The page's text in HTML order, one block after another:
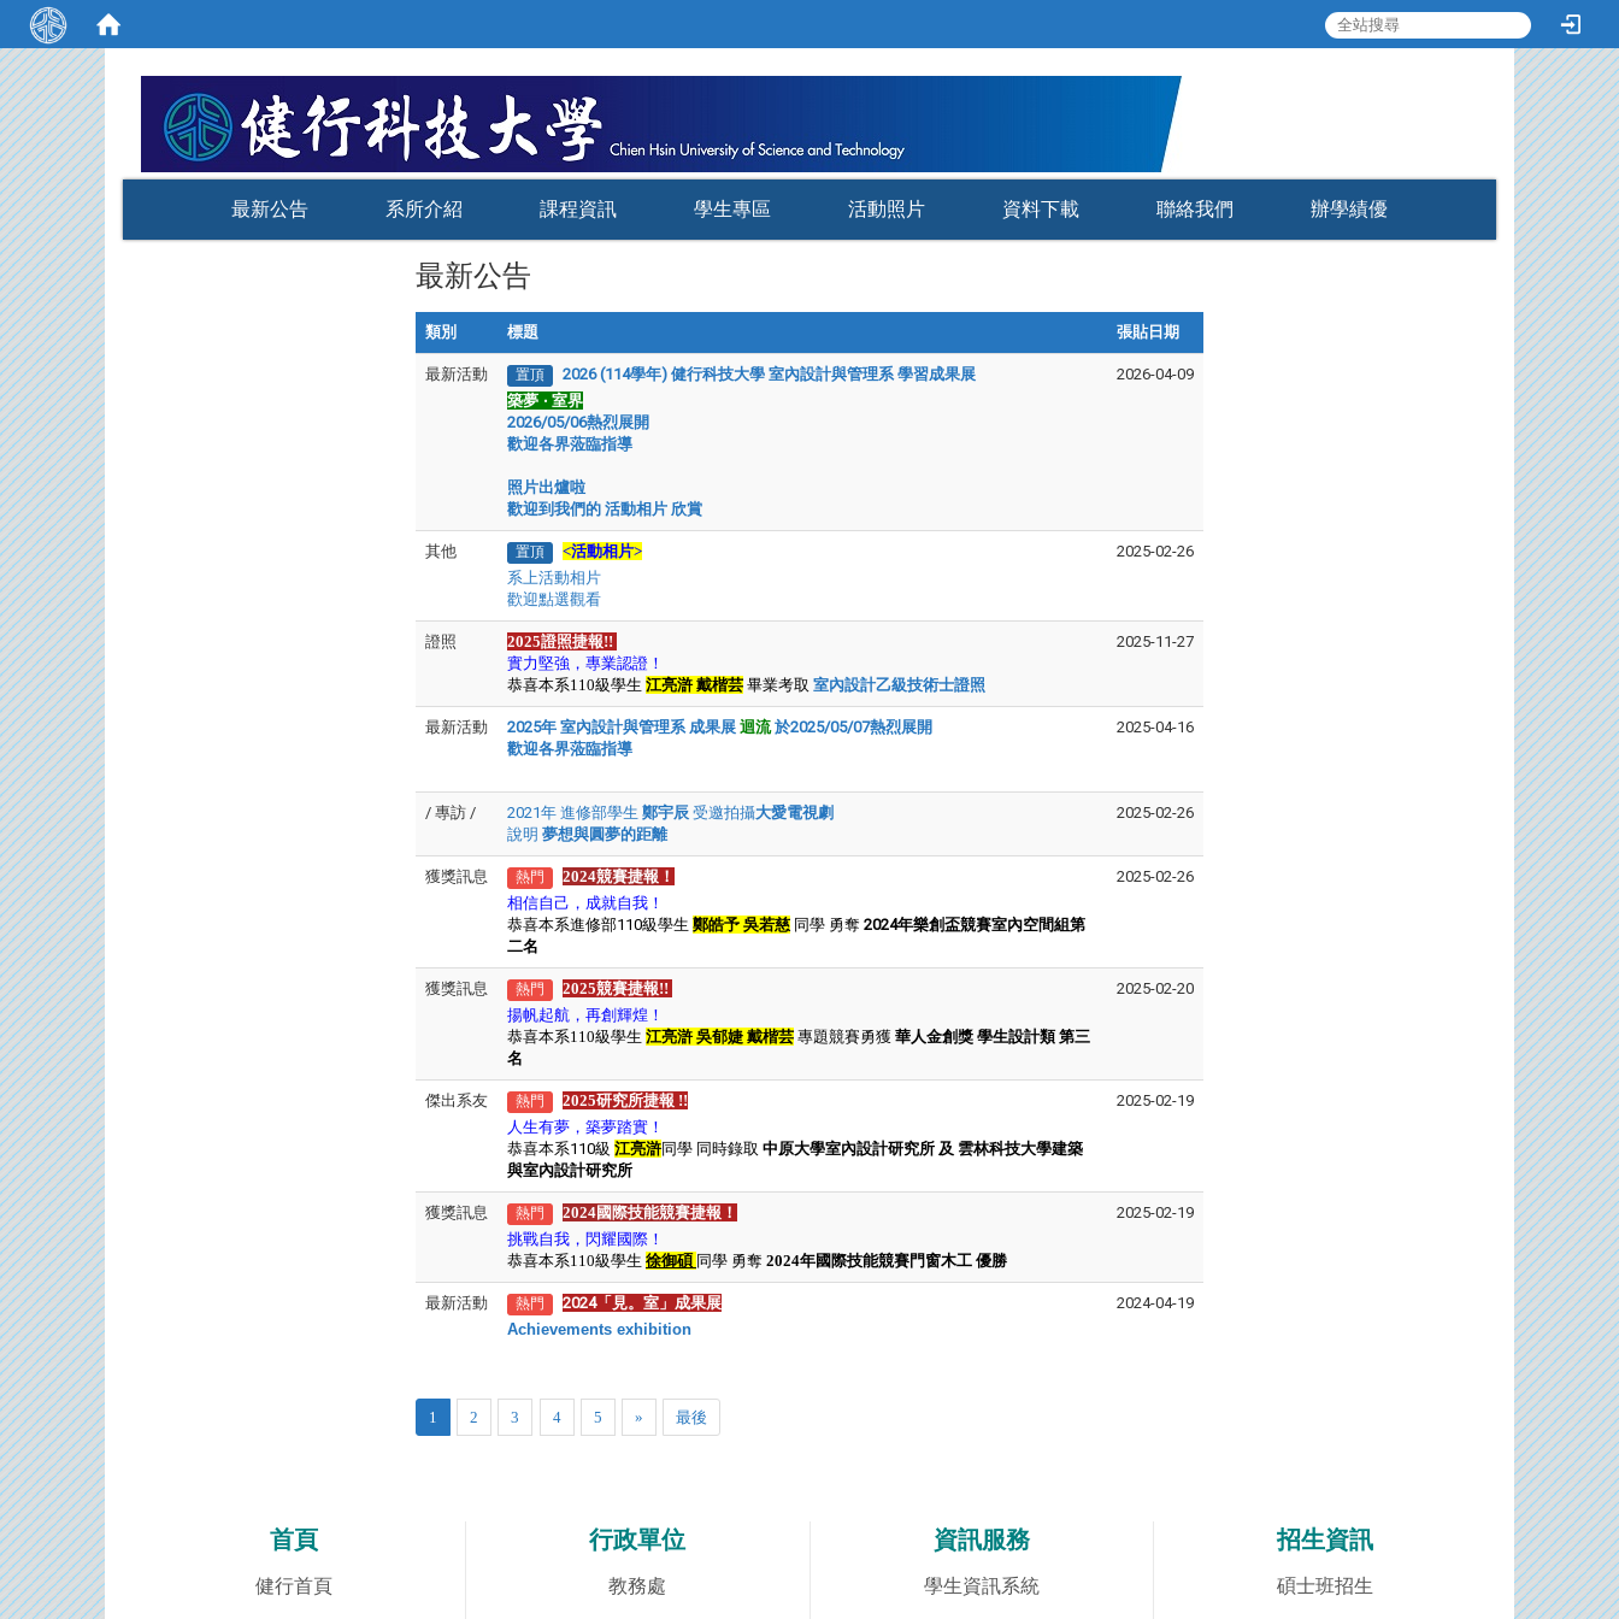
最新公告 系所介紹 課程資訊 學生專區 活動照片 資料下載 聯絡我們 辦學績優
最新公告
類別 標題 張貼日期
最新活動 置頂
2026 (114學年) 健行科技大學 室內設計與管理系 學習成果展
築夢 ‧ 室界
2026/05/06熱烈展開
歡迎各界蒞臨指導
照片出爐啦
歡迎到我們的 活動相片 欣賞
2026-04-09
其他 置頂
<活動相片>
系上活動相片
歡迎點選觀看
2025-02-26
證照
2025證照捷報!!
實力堅強 ， 專業認證 ！
恭喜本系110級學生 江亮滸 戴楷芸 畢業考取 室內設計乙級技術士證照
2025-11-27
最新活動 2025年 室內設計與管理系 成果展 迴流於2025/05/07熱烈展開
歡迎各界蒞臨指導
2025-04-16
/ 專訪 / 2021年 進修部學生 鄭宇辰 受邀拍攝大愛電視劇
說明 夢想與圓夢的距離
2025-02-26
獲獎訊息 熱門 2024競賽捷報 ！
相信自己，成就自我！
恭喜本系進修部110級學生 鄭皓予 吳若慈 同學 勇奪 2024年樂創盃競賽室內空間組第
二名
2025-02-26
獲獎訊息 熱門
2025競賽捷報!!
揚帆起航 ， 再創輝煌 ！
恭喜本系110級學生 江亮滸 吳郁婕 戴楷芸 專題競賽勇獲 華人金創獎 學生設計類 第三
名
2025-02-20
傑出系友 熱門
2025研究所捷報 !!
人生有夢 ， 築夢踏實 ！
恭喜本系110級 江亮滸同學 同時錄取 中原大學室內設計研究所 及 雲林科技大學建築
與室內設計研究所
2025-02-19
獲獎訊息 熱門 2024國際技能競賽捷報！
挑戰自我，閃耀國際！
恭喜本系110級學生 徐御碩 同學 勇奪 2024年國際技能競賽門窗木工 優勝
2025-02-19
最新活動 熱門
2024「見。室」成果展
Achievements exhibition
2024-04-19
1 2 3 4 5 » 最後
首頁
健行首頁
行政單位
教務處
資訊服務
學生資訊系統
招生資訊
碩士班招生